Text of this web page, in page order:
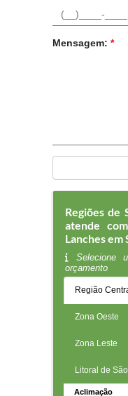
Mensagem: *
Regiões de
atende
Lanches em
Selecione
orçamento
Região
Zona Oeste
Zona Leste
Litoral de
Aclimação